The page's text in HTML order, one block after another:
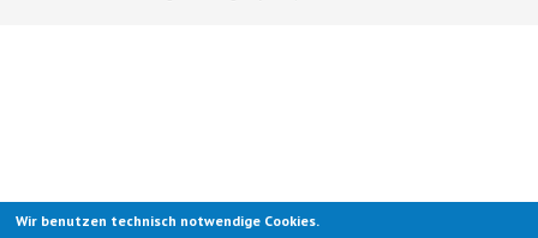
Wir benutzen technisch notwendige Cookies.